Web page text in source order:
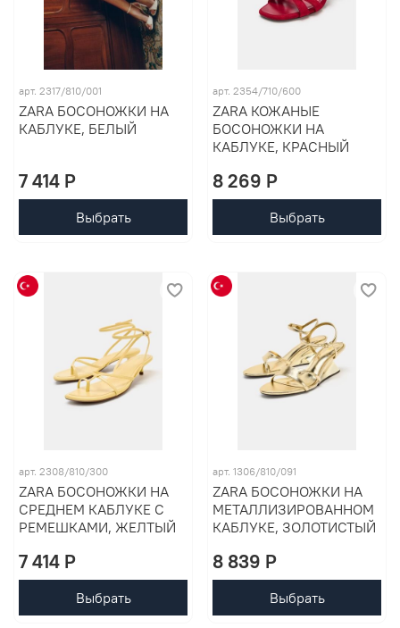
арт. 2317/810/001
ZARA БОСОНОЖКИ НА
КАБЛУКЕ, БЕЛЫЙ
7 414 P
Выбрать
арт. 2354/710/600
ZARA КОЖАНЫЕ
БОСОНОЖКИ НА
КАБЛУКЕ, КРАСНЫЙ
8 269 P
Выбрать
арт. 2308/810/300
ZARA БОСОНОЖКИ НА
СРЕДНЕМ КАБЛУКЕ С
РЕМЕШКАМИ, ЖЕЛТЫЙ
7 414 P
Выбрать
арт. 1306/810/091
ZARA БОСОНОЖКИ НА
МЕТАЛЛИЗИРОВАННОМ
КАБЛУКЕ, ЗОЛОТИСТЫЙ
8 839 P
Выбрать